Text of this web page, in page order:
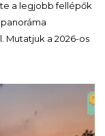
a legjobb fellépők
Mutatjuk a 2026-os